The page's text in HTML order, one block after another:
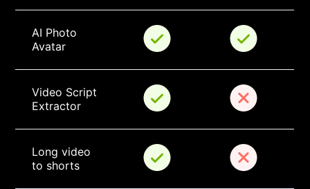
AI Photo
Avatar
Video Script
Extractor
Long video
to shorts